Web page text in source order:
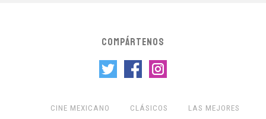
COMPÁRTENOS
CINE MEXICANO CLÁSICOS
LAS MEJORES